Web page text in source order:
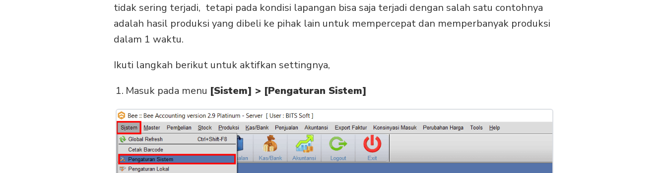
tidak sering terjadi, tetapi pada kondisi lapangan bisa saja terjadi dengan salah satu contohnya
adalah hasil produksi yang dibeli ke pihak lain untuk mempercepat dan memperbanyak produksi
dalam 1 waktu.
Ikuti langkah berikut untuk aktifkan settingnya,
Masuk pada menu [Sistem] > [Pengaturan Sistem]